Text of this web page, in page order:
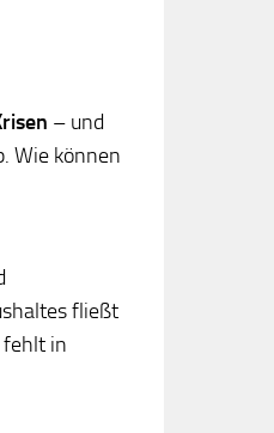
– und
Wie können
fließt
fehlt in